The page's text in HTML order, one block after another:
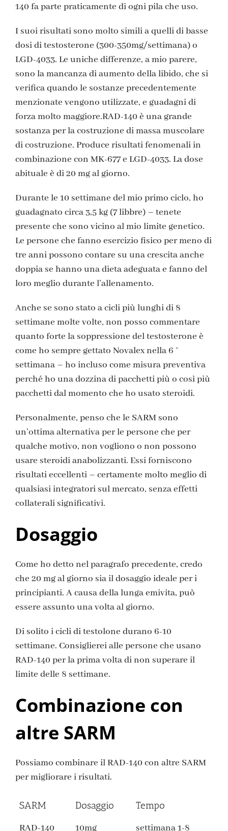
140 fa parte praticamente di ogni pila che uso.
I suoi risultati sono molto simili a quelli di basse
dosi di testosterone (300-350mg/settimana) o
LGD-4033. Le uniche differenze, a mio parere,
sono la mancanza di aumento della libido, che si
verifica quando le sostanze precedentemente
menzionate vengono utilizzate, e guadagni di
forza molto maggiore.RAD-140 è una grande
sostanza per la costruzione di massa muscolare
di costruzione. Produce risultati fenomenali in
combinazione con MK-677 e LGD-4033. La dose
abituale è di 20 mg al giorno.
Durante le 10 settimane del mio primo ciclo, ho
guadagnato circa 3,5 kg (7 libbre) – tenete
presente che sono vicino al mio limite genetico.
Le persone che fanno esercizio fisico per meno di
tre anni possono contare su una crescita anche
doppia se hanno una dieta adeguata e fanno del
loro meglio durante l’allenamento.
Anche se sono stato a cicli più lunghi di 8
settimane molte volte, non posso commentare
quanto forte la soppressione del testosterone è
come ho sempre gettato Novalex nella 6 °
settimana – ho incluso come misura preventiva
perché ho una dozzina di pacchetti più o così più
pacchetti dal momento che ho usato steroidi.
Personalmente, penso che le SARM sono
un’ottima alternativa per le persone che per
qualche motivo, non vogliono o non possono
usare steroidi anabolizzanti. Essi forniscono
risultati eccellenti – certamente molto meglio di
qualsiasi integratori sul mercato, senza effetti
collaterali significativi.
Dosaggio
Come ho detto nel paragrafo precedente, credo
che 20 mg al giorno sia il dosaggio ideale per i
principianti. A causa della lunga emivita, può
essere assunto una volta al giorno.
Di solito i cicli di testolone durano 6-10
settimane. Consiglierei alle persone che usano
RAD-140 per la prima volta di non superare il
limite delle 8 settimane.
Combinazione con
altre SARM
Possiamo combinare il RAD-140 con altre SARM
per migliorare i risultati.
SARM Dosaggio Tempo
RAD-140 10mg settimana 1-8